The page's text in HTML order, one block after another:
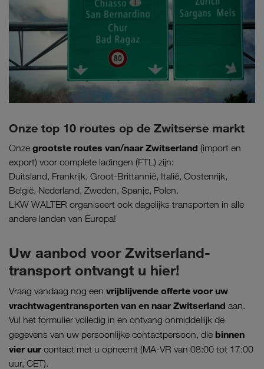
Onze top 10 routes op de Zwitserse markt
Onze grootste routes van/naar Zwitserland (import en
export) voor complete ladingen (FTL) zijn:
Duitsland, Frankrijk, Groot-Brittannië, Italië, Oostenrijk,
België, Nederland, Zweden, Spanje, Polen.
LKW WALTER organiseert ook dagelijks transporten in alle
andere landen van Europa!
Uw aanbod voor Zwitserland-
transport ontvangt u hier!
Vraag vandaag nog een vrijblijvende offerte voor uw
vrachtwagentransporten van en naar Zwitserland aan.
Vul het formulier volledig in en ontvang onmiddellijk de
gegevens van uw persoonlijke contactpersoon, die binnen
vier uurcontact met u opneemt (MA-VR van 08:00 tot 17:00
uur, CET).